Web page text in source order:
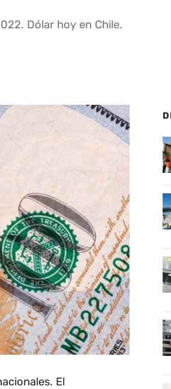
Dólar hoy en Chile.
El